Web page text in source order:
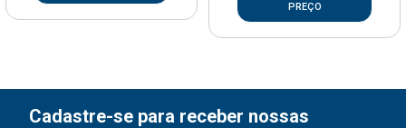
PREÇO
Cadastre-se para receber nossas